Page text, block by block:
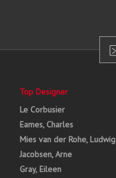
Top Designer
Le Corbusier
Eames, Charles
Mies van der Rohe, Ludwig
Jacobsen, Arne
Gray, Eileen